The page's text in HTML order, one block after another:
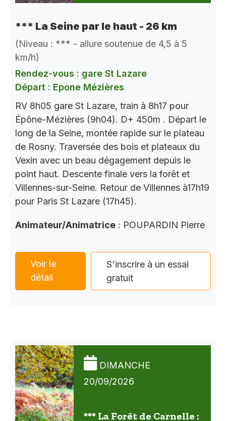
*** La Seine par le haut - 26 km
(Niveau : *** - allure soutenue de 4,5 à 5
km/h)
Rendez-vous : gare St Lazare
Départ : Epone Mézières
RV 8h05 gare St Lazare, train à 8h17 pour
Épône-Mézières (9h04). D+ 450m . Départ le
long de la Seine, montée rapide sur le plateau
de Rosny. Traversée des bois et plateaux du
Vexin avec un beau dégagement depuis le
point haut. Descente finale vers la forêt et
Villennes-sur-Seine. Retour de Villennes à17h19
pour Paris St Lazare (17h45).
Animateur/Animatrice : POUPARDIN Pierre
Voir le
détail
S'inscrire à un essai
gratuit
DIMANCHE
20/09/2026
*** La Forêt de Carnelle :